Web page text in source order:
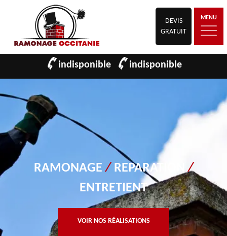
DEVIS
GRATUIT
MENU
indisponible indisponible
RAMONAGE/ REPARATION/
ENTRETIENT
VOIR NOS RÉALISATIONS